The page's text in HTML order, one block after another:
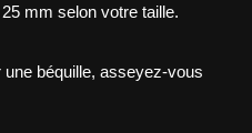
mm selon votre taille.
une béquille, asseyez-vous